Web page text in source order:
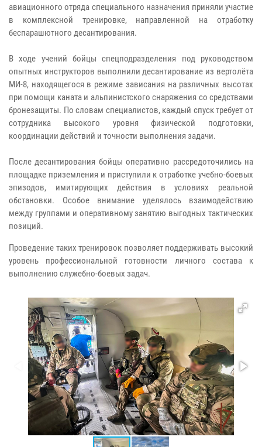
авиационного отряда специального назначения приняли участие
в комплексной тренировке, направленной на отработку
беспарашютного десантирования.
В ходе учений бойцы спецподразделения под руководством
опытных инструкторов выполнили десантирование из вертолёта
МИ-8, находящегося в режиме зависания на различных высотах
при помощи каната и альпинистского снаряжения со средствами
бронезащиты. По словам специалистов, каждый спуск требует от
сотрудника высокого уровня физической подготовки,
координации действий и точности выполнения задачи.
После десантирования бойцы оперативно рассредоточились на
площадке приземления и приступили к отработке учебно-боевых
эпизодов, имитирующих действия в условиях реальной
обстановки. Особое внимание уделялось взаимодействию
между группами и оперативному занятию выгодных тактических
позиций.
Проведение таких тренировок позволяет поддерживать высокий
уровень профессиональной готовности личного состава к
выполнению служебно-боевых задач.